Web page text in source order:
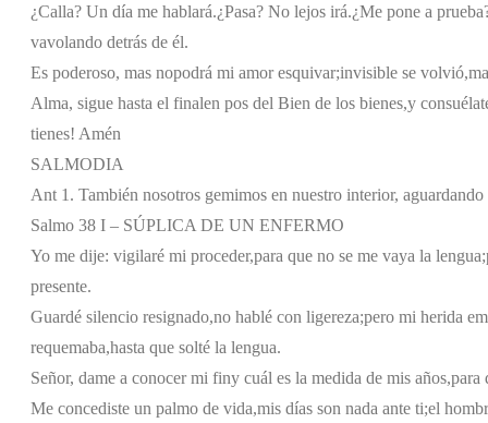
¿Calla? Un día me hablará.¿Pasa? No lejos irá.¿Me pone a
vavolando detrás de él.
Es poderoso, mas nopodrá mi amor esquivar;invisible se volvió,
Alma, sigue hasta el finalen pos del Bien de los bienes,y
tienes! Amén
SALMODIA
Ant 1. También nosotros gemimos en nuestro interior,
Salmo 38 I – SÚPLICA DE UN ENFERMO
Yo me dije: vigilaré mi proceder,para que no se me vaya la lengua;
presente.
Guardé silencio resignado,no hablé con ligereza;pero mi herida
requemaba,hasta que solté la lengua.
Señor, dame a conocer mi finy cuál es la medida de mis años,para
Me concediste un palmo de vida,mis días son nada ante ti;el